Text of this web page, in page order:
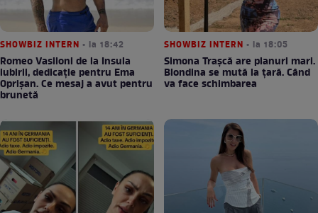
SHOWBIZ INTERN • la 18:42
Romeo Vasiloni de la Insula
iubirii, dedicație pentru Ema
Oprișan. Ce mesaj a avut pentru
brunetă
SHOWBIZ INTERN • la 18:05
Simona Trașcă are planuri mari.
Blondina se mută la țară. Când
va face schimbarea